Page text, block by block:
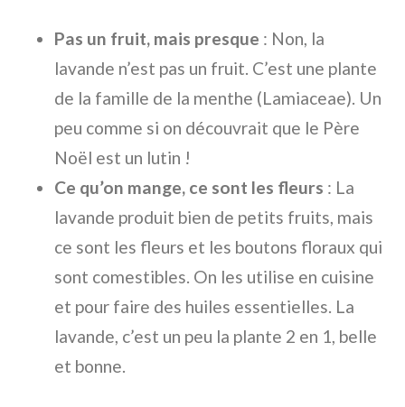
Pas un fruit, mais presque : Non, la
lavande n’est pas un fruit. C’est une plante
de la famille de la menthe (Lamiaceae). Un
peu comme si on découvrait que le Père
Noël est un lutin !
Ce qu’on mange, ce sont les fleurs : La
lavande produit bien de petits fruits, mais
ce sont les fleurs et les boutons floraux qui
sont comestibles. On les utilise en cuisine
et pour faire des huiles essentielles. La
lavande, c’est un peu la plante 2 en 1, belle
et bonne.